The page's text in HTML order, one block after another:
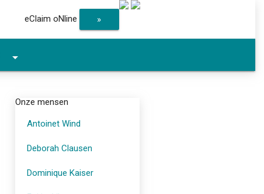
eClaim oNline »
arrow_drop_down
Onze mensen
Antoinet Wind
Deborah Clausen
Dominique Kaiser